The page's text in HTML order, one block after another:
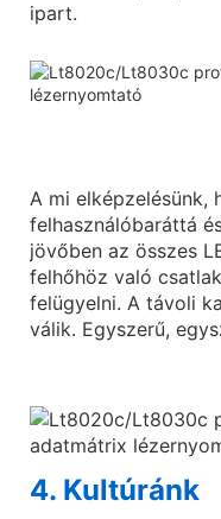
ipart.
A mi elképzelésünk,
felhasználóbaráttá
jövőben az összes
felhőhöz való
felügyelni. A távoli
válik. Egyszerű,
4. Kultúránk